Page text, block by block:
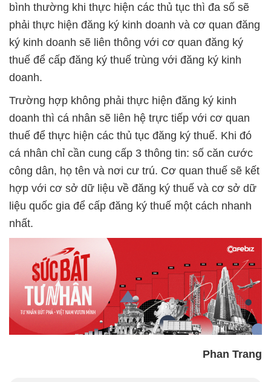
bình thường khi thực hiện các thủ tục thì đa số sẽ
phải thực hiện đăng ký kinh doanh và cơ quan đăng
ký kinh doanh sẽ liên thông với cơ quan đăng ký
thuế để cấp đăng ký thuế trùng với đăng ký kinh
doanh.
Trường hợp không phải thực hiện đăng ký kinh
doanh thì cá nhân sẽ liên hệ trực tiếp với cơ quan
thuế để thực hiện các thủ tục đăng ký thuế. Khi đó
cá nhân chỉ cần cung cấp 3 thông tin: số căn cước
công dân, họ tên và nơi cư trú. Cơ quan thuế sẽ kết
hợp với cơ sở dữ liệu về đăng ký thuế và cơ sở dữ
liệu quốc gia để cấp đăng ký thuế một cách nhanh
nhất.
Phan Trang